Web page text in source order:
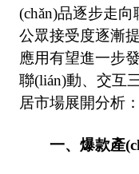
(chǎn)品逐步走向
公眾接受度逐漸提
應用有望進一步發
聯(lián)動、交互
居市場展開分析：
一、爆款產